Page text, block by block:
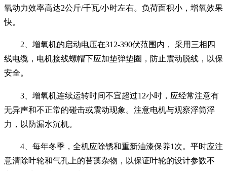
氧动力效率高达2公斤/千瓦/小时左右。负荷面积小，增氧效果
快。
2、增氧机的启动电压在312-390伏范围内， 采用三相四
线电缆，电机接线螺帽下应加垫弹垫圈，防止震动脱线，以保
安全。
3、增氧机连续运转时间不宜超过12小时，应经常注意有
无异声和不正常的碰击或震动现象。注意电机与观察浮筒浮
力，以防漏水沉机。
4、每年冬季，全机应除锈和重新油漆保养1次。平时应注
意清除叶轮和气孔上的苔藻杂物，以保证叶轮的设计参数不